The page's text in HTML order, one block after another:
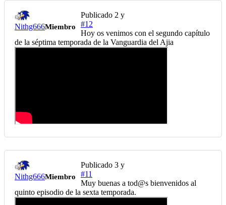
Nithg666Miembro
Publicado 2 y
#12
Hoy os venimos con el segundo capítulo
de la séptima temporada de la Vanguardia del Ajia
Nithg666Miembro
Publicado 3 y
#11
Muy buenas a tod@s bienvenidos al
quinto episodio de la sexta temporada.